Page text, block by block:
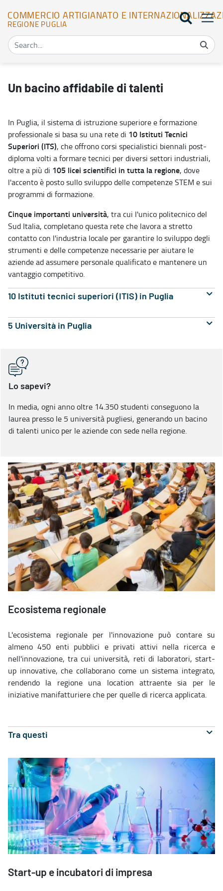
COMMERCIO ARTIGIANATO E
REGIONE PUGLIA
Un bacino affidabile di talenti
In Puglia, il sistema di istruzione superiore e formazione
professionale si basa su una rete di 10 Istituti Tecnici
Superiori (ITS), che offrono corsi specialistici biennali post-
diploma volti a formare tecnici per diversi settori industriali,
oltre a più di 105 licei scientifici in tutta la regione, dove
l'accento è posto sullo sviluppo delle competenze STEM e sui
programmi di formazione.
Cinque importanti università, tra cui l'unico politecnico del
Sud Italia, completano questa rete che lavora a stretto
contatto con l'industria locale per garantire lo sviluppo degli
strumenti e delle competenze necessarie per aiutare le
aziende ad assumere personale qualificato e mantenere un
vantaggio competitivo.
10 Istituti tecnici superiori (ITIS) in Puglia
5 Università in Puglia
Lo sapevi?
In media, ogni anno oltre 14.350 studenti conseguono la
laurea presso le 5 università pugliesi, generando un bacino
di talenti unico per le aziende con sede nella regione.
Ecosistema regionale
L'ecosistema regionale per l'innovazione può contare su
almeno 450 enti pubblici e privati attivi nella ricerca e
nell'innovazione, tra cui università, reti di laboratori, start-
up innovative, che collaborano come un sistema integrato,
rendendo la regione una location attraente sia per le
iniziative manifatturiere che per quelle di ricerca applicata.
Tra questi
Start-up e incubatori di impresa